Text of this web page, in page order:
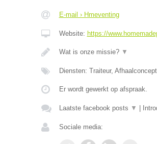
E-mail › Hmeventing
Website: https://
Wat is onze missie? ▼
Diensten: Traiteur,
Er wordt gewerkt op afspraak.
Laatste facebook posts ▼
Sociale media: